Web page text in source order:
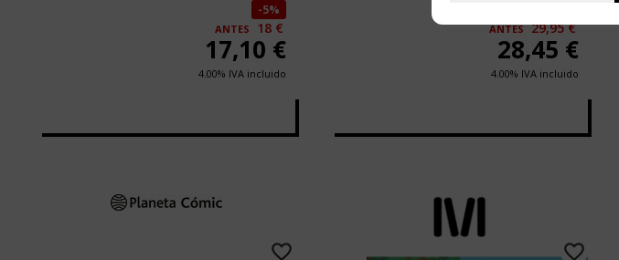
5%
ANTES 18 €
17,10 €
4.00% IVA incluido
ANTES 29,95 €
28,45 €
4.00% IVA incluido